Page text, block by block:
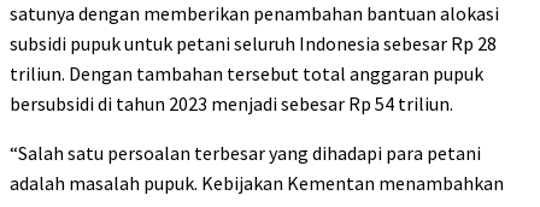
satunya dengan memberikan penambahan bantuan alokasi
subsidi pupuk untuk petani seluruh Indonesia sebesar Rp 28
triliun. Dengan tambahan tersebut total anggaran pupuk
bersubsidi di tahun 2023 menjadi sebesar Rp 54 triliun.
“Salah satu persoalan terbesar yang dihadapi para petani
adalah masalah pupuk. Kebijakan Kementan menambahkan